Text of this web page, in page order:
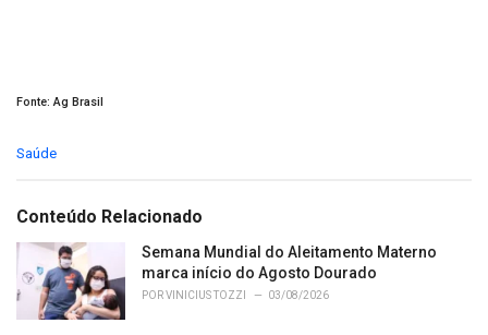
Fonte: Ag Brasil
C
e
o
i
Saúde
Conteúdo Relacionado
Semana Mundial do Aleitamento Materno
marca início do Agosto Dourado
PORVINICIUS TOZZI 03/08/2026